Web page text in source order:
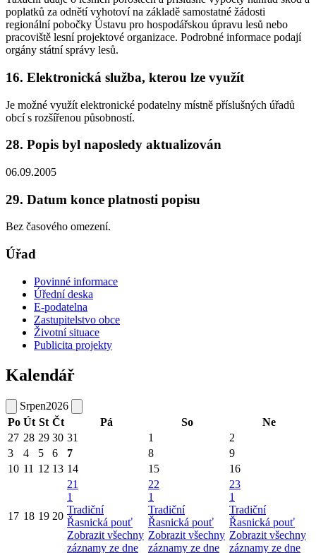
poplatků za odnětí vyhotoví na základě samostatné žádosti
regionální pobočky Ústavu pro hospodářskou úpravu lesů nebo
pracoviště lesní projektové organizace. Podrobné informace podají
orgány státní správy lesů.
16. Elektronická služba, kterou lze využít
Je možné využít elektronické podatelny místně příslušných úřadů
obcí s rozšířenou působností.
28. Popis byl naposledy aktualizován
06.09.2005
29. Datum konce platnosti popisu
Bez časového omezení.
Úřad
Povinné informace
Úřední deska
E-podatelna
Zastupitelstvo obce
Životní situace
Publicita projekty
Kalendář
Srpen2026
Po Út St Čt Pá So
Ne
27 28 29 30 31 1
2
3
4 5 6 7 8
9
10 11 12 13 14 15 16
17 18 19 20
21
1
Tradiční
Řasnická pouť
Zobrazit všechny
záznamy ze dne
22
1
Tradiční
Řasnická pouť
Zobrazit všechny
záznamy ze dne
23
1
Tradiční
Řasnická pouť
Zobrazit všechny
záznamy ze dne